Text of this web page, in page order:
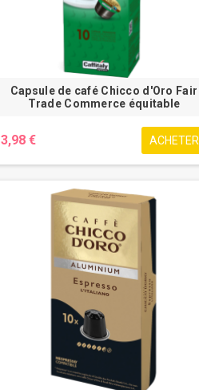
Capsule de café Chicco d'Oro Fair
Trade Commerce équitable
3,98 € ACHETER